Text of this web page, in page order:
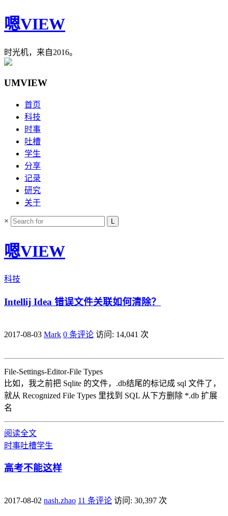
嗯VIEW
时光机，来自2016。
UMVIEW
首页
科技
时事
吐槽
学生
分享
记录
研究
关于
×
嗯VIEW
科技
Intellij Idea 错误文件关联如何清除？
2017-08-03 Mark 0 条评论 访问: 14,041 次
File-Settings-Editor-File Types
比如，我之前把 Sqlite 的文件，.db结尾的标记成 sql 文件了，
就从 Recognized File Types 里找到 SQL 从下方删除 *.db 扩展
名
阅读全文
时事吐槽学生
高考不能这样
2017-08-02 nash.zhao 11 条评论 访问: 30,397 次